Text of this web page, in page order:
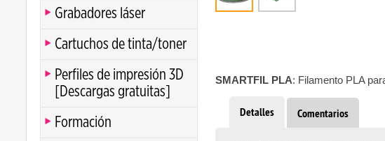
Grabadores láser
Cartuchos de tinta/toner
Perfiles de impresión 3D
[Descargas gratuitas]
Formación
SMARTFIL PLA: Filamento PLA
Detalles Comentarios